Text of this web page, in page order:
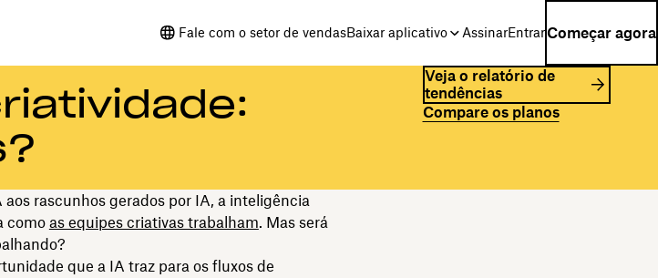
Fale com o setor de vendasBaixar aplicativo AssinarEntrarComeçar agora
Veja o relatório de
tendências
Compare os planos
rascunhos gerados por IA, a inteligência
como as equipes criativas trabalham. Mas será
que a IA traz para os fluxos de